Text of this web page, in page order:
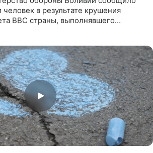
в результате крушения
ВВС страны, выполнявшего
в социальной сети
компании Meta,
признана экстремистской и
«предварительные сообщения
всех шести человек,
борту: четыре военнослужащих и
лица».